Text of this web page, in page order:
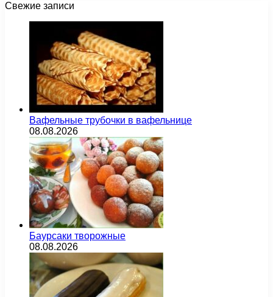
Свежие записи
Вафельные трубочки в вафельнице
08.08.2026
Баурсаки творожные
08.08.2026